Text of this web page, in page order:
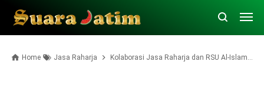
Home Jasa Raharja Kolaborasi Jasa Raharja dan RSU Al-Islam H.M. Mawardi: Sinergitas untuk Meningkatkan Kesadaran Pembayaran Pajak